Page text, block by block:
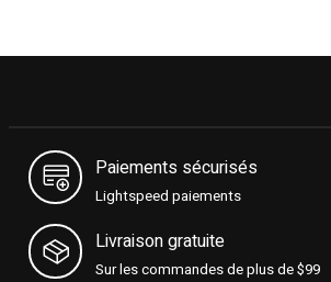
Paiements sécurisés
Lightspeed paiements
Livraison gratuite
Sur les commandes de plus de $99